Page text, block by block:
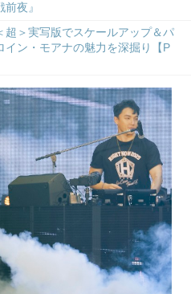
夜』
超＞実写版でスケールアップ＆パ
イン・モアナの魅力を深掘り【P